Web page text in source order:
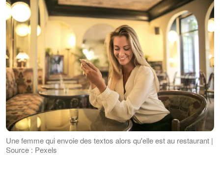
Une femme qui envoie des textos alors qu'elle est au restaurant |
Source : Pexels